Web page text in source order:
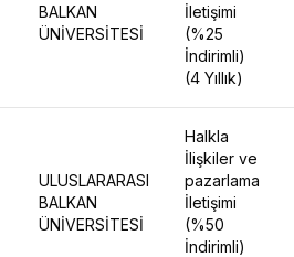
BALKAN
ÜNİVERSİTESİ
İletişimi
(%25
İndirimli)
(4 Yıllık)
ULUSLARARASI
BALKAN
ÜNİVERSİTESİ
Halkla
İlişkiler ve
pazarlama
İletişimi
(%50
İndirimli)